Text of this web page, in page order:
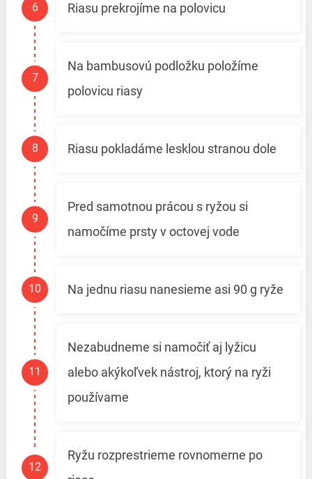
Riasu prekrojíme na polovicu
Na bambusovú podložku položíme
polovicu riasy
Riasu pokladáme lesklou stranou dole
Pred samotnou prácou s ryžou si
namočíme prsty v octovej vode
Na jednu riasu nanesieme asi 90 g ryže
Nezabudneme si namočiť aj lyžicu
alebo akýkoľvek nástroj, ktorý na ryži
používame
Ryžu rozprestrieme rovnomerne po